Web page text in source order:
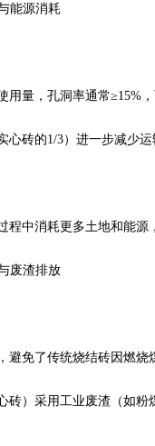
能源消耗
，孔洞率通常≥15%，
砖的1/3）进一步减少运
消耗更多土地和能源
废渣排放
免了传统烧结砖因燃烧
）采用工业废渣（如粉